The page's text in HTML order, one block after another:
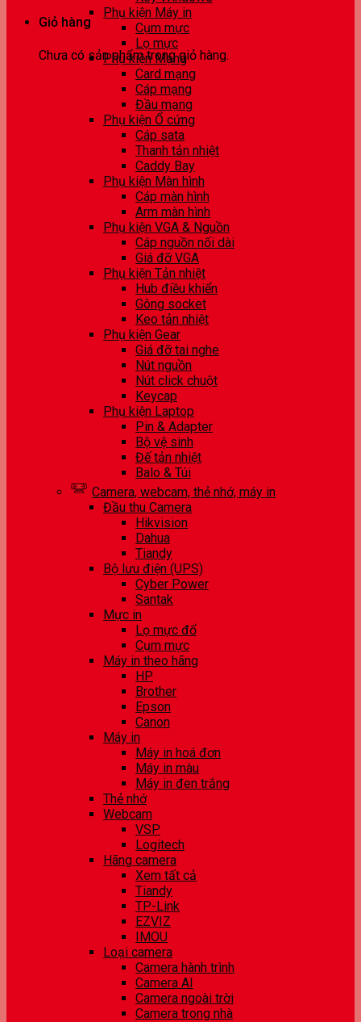
Giỏ hàng
Chưa có sản phẩm trong giỏ hàng.
Phụ kiện Máy in
Cụm mực
Lọ mực
Phụ kiện Mạng
Card mạng
Cáp mạng
Đầu mạng
Phụ kiện Ổ cứng
Cáp sata
Thanh tản nhiệt
Caddy Bay
Phụ kiện Màn hình
Cáp màn hình
Arm màn hình
Phụ kiện VGA & Nguồn
Cáp nguồn nối dài
Giá đỡ VGA
Phụ kiện Tản nhiệt
Hub điều khiển
Gông socket
Keo tản nhiệt
Phụ kiện Gear
Giá đỡ tai nghe
Nút nguồn
Nút click chuột
Keycap
Phụ kiện Laptop
Pin & Adapter
Bộ vệ sinh
Đế tản nhiệt
Balo & Túi
Camera, webcam, thẻ nhớ, máy in
Đầu thu Camera
Hikvision
Dahua
Tiandy
Bộ lưu điện (UPS)
Cyber Power
Santak
Mực in
Lọ mực đổ
Cụm mực
Máy in theo hãng
HP
Brother
Epson
Canon
Máy in
Máy in hoá đơn
Máy in màu
Máy in đen trắng
Thẻ nhớ
Webcam
VSP
Logitech
Hãng camera
Xem tất cả
Tiandy
TP-Link
EZVIZ
IMOU
Loại camera
Camera hành trình
Camera AI
Camera ngoài trời
Camera trong nhà